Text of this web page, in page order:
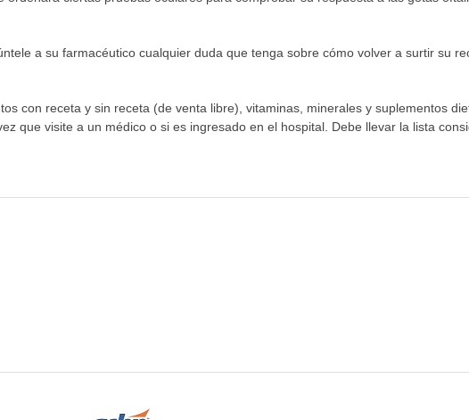
a su farmacéutico cualquier duda que tenga sobre cómo volver a surtir su
con receta y sin receta (de venta libre), vitaminas, minerales y suplementos
que visite a un médico o si es ingresado en el hospital. Debe llevar la lista